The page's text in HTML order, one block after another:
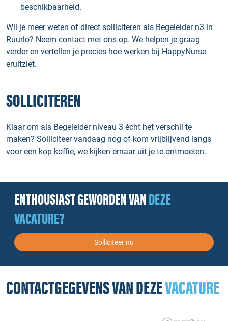
beschikbaarheid.
Wil je meer weten of direct solliciteren als Begeleider n3 in
Ruurlo? Neem contact met ons op. We helpen je graag
verder en vertellen je precies hoe werken bij HappyNurse
eruitziet.
SOLLICITEREN
Klaar om als Begeleider niveau 3 écht het verschil te
maken? Solliciteer vandaag nog of kom vrijblijvend langs
voor een kop koffie, we kijken ernaar uit je te ontmoeten.
ENTHOUSIAST GEWORDEN VANDEZE
VACATURE?
Solliciteer nu
CONTACTGEGEVENS VAN DEZEVACATURE